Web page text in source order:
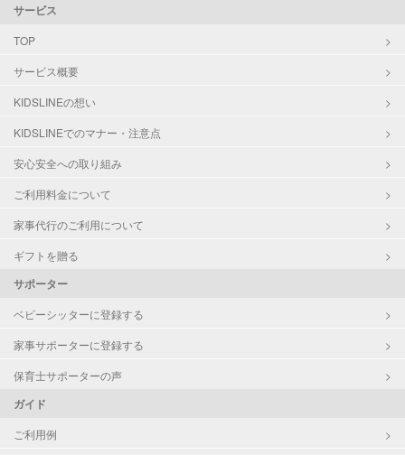
サービス
TOP
サービス概要
KIDSLINEの想い
KIDSLINEでのマナー・注意点
安心安全への取り組み
ご利用料金について
家事代行のご利用について
ギフトを贈る
サポーター
ベビーシッターに登録する
家事サポーターに登録する
保育士サポーターの声
ガイド
ご利用例